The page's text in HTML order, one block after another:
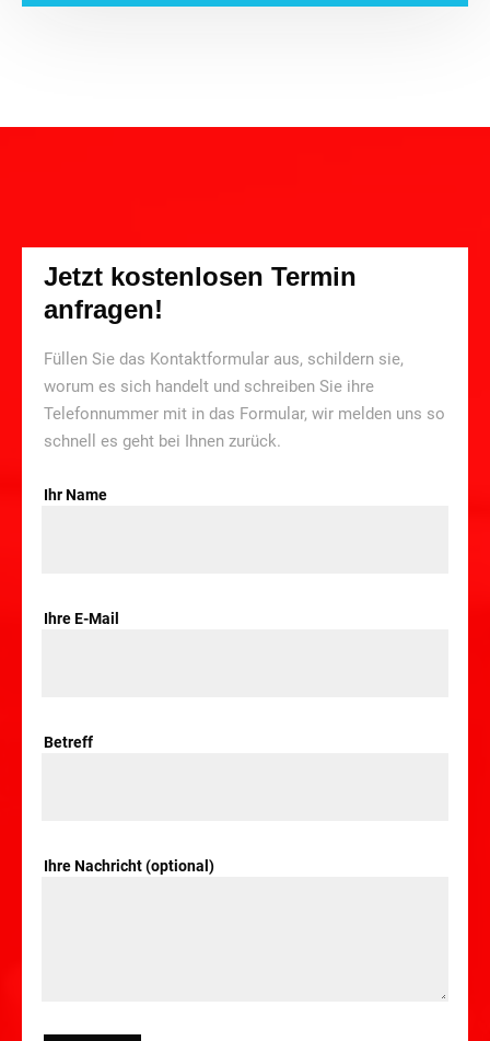
Jetzt kostenlosen Termin
anfragen!
Füllen Sie das Kontaktformular aus, schildern sie,
worum es sich handelt und schreiben Sie ihre
Telefonnummer mit in das Formular, wir melden uns so
schnell es geht bei Ihnen zurück.
Ihr Name
Ihre E-Mail
Betreff
Ihre Nachricht (optional)